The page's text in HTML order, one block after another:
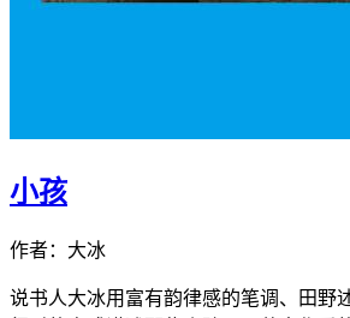
小孩
作者：大冰
说书人大冰用富有韵律感的笔调、田野